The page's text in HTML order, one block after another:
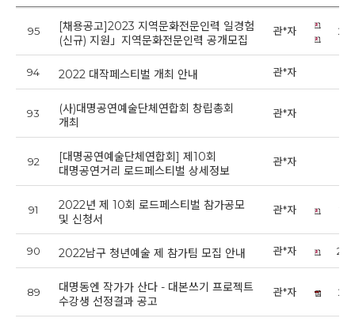
95
[채용공고]2023 지역문화전문인력 일경험
(신규) 지원」지역문화전문인력 공개모집
관*자
94 2022 대작페스티벌 개최 안내 관*자
93
(사)대명공연예술단체연합회 창립총회
개최
관*자
92
[대명공연예술단체연합회] 제10회
대명공연거리 로드페스티벌 상세정보
관*자
91
2022년 제 10회 로드페스티벌 참가공모
및 신청서
관*자
90 2022남구 청년예술 제 참가팀 모집 안내 관*자
89
대명동엔 작가가 산다 - 대본쓰기 프로젝트
수강생 선정결과 공고
관*자